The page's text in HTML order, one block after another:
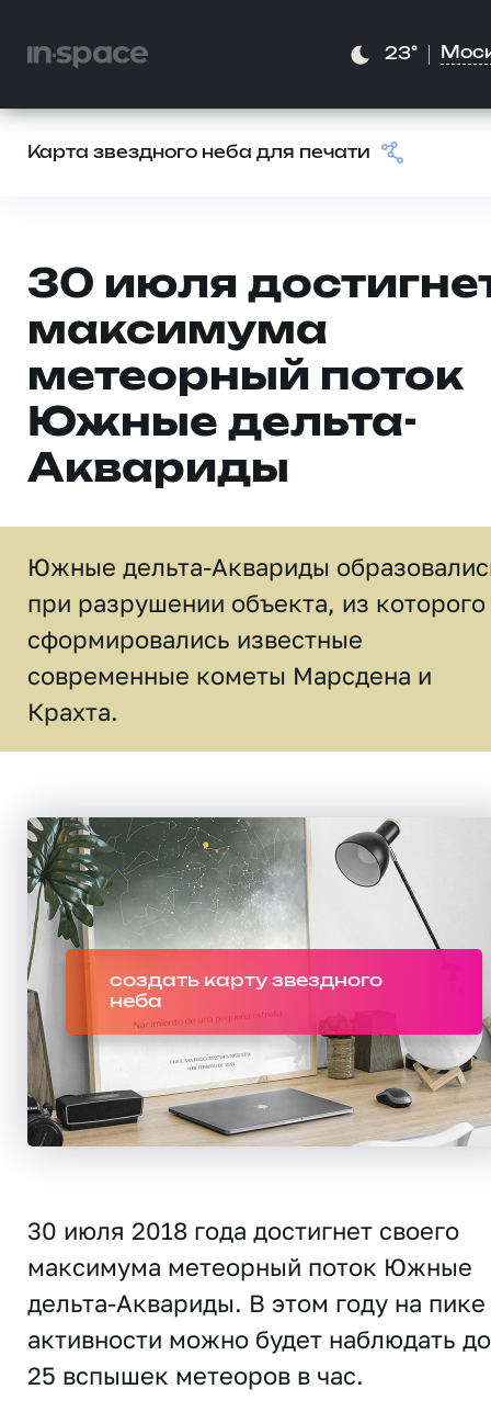
23°
Карта звездного неба для печати
30 июля
максимума
метеорный поток
Южные дельта-
Аквариды
Южные дельта-Аквариды
при разрушении объекта, из которого
сформировались известные
современные кометы Марсдена и
Крахта.
создать карту звездного
неба
30 июля 2018 года достигнет своего
максимума метеорный поток Южные
дельта-Аквариды. В этом году на пике
активности можно будет наблюдать до
25 вспышек метеоров в час.